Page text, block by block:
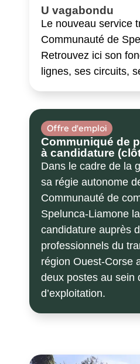
U vagabondu
Le nouveau service
Communauté de
Retrouvez ici son
lignes, ses circuits,
Offre d'emploi
Communiqué de
à candidature
Dans le cadre de la
sa régie autonome
Communauté de
Spelunca-Liamone
candidature auprès
professionnels du
région Ouest-Corse
deux postes au sein
d’exploitation.